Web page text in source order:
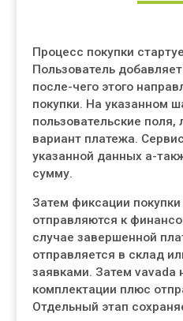
Процесс покупки
Пользователь
после-чего этого
покупки. На указанном
пользовательские поля,
вариант платежа.
указанной данных а-
сумму.
Затем фиксации
отправляются к
случае завершенной
отправляется в склад
заявками. Затем vavada
комплектации плюс
Отдельный этап